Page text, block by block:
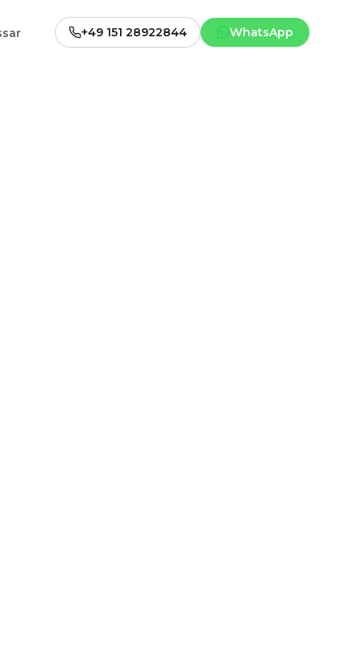
+49 151 28922844 WhatsApp